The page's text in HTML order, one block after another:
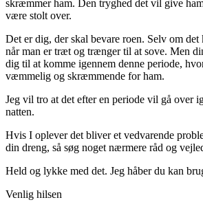
skræmmer ham. Den tryghed det vil give
være stolt over.
Det er dig, der skal bevare roen. Selv om
når man er træt og trænger til at sove. Men
dig til at komme igennem denne periode,
væmmelig og skræmmende for ham.
Jeg vil tro at det efter en periode vil gå over
natten.
Hvis I oplever det bliver et vedvarende
din dreng, så søg noget nærmere råd og
Held og lykke med det. Jeg håber du kan
Venlig hilsen